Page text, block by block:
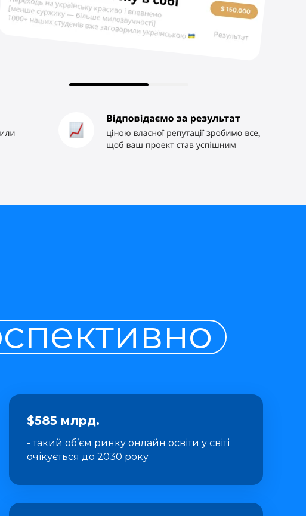
$585 млрд.
- такий об’єм ринку онлайн освіти у світі
очікується до 2030 року